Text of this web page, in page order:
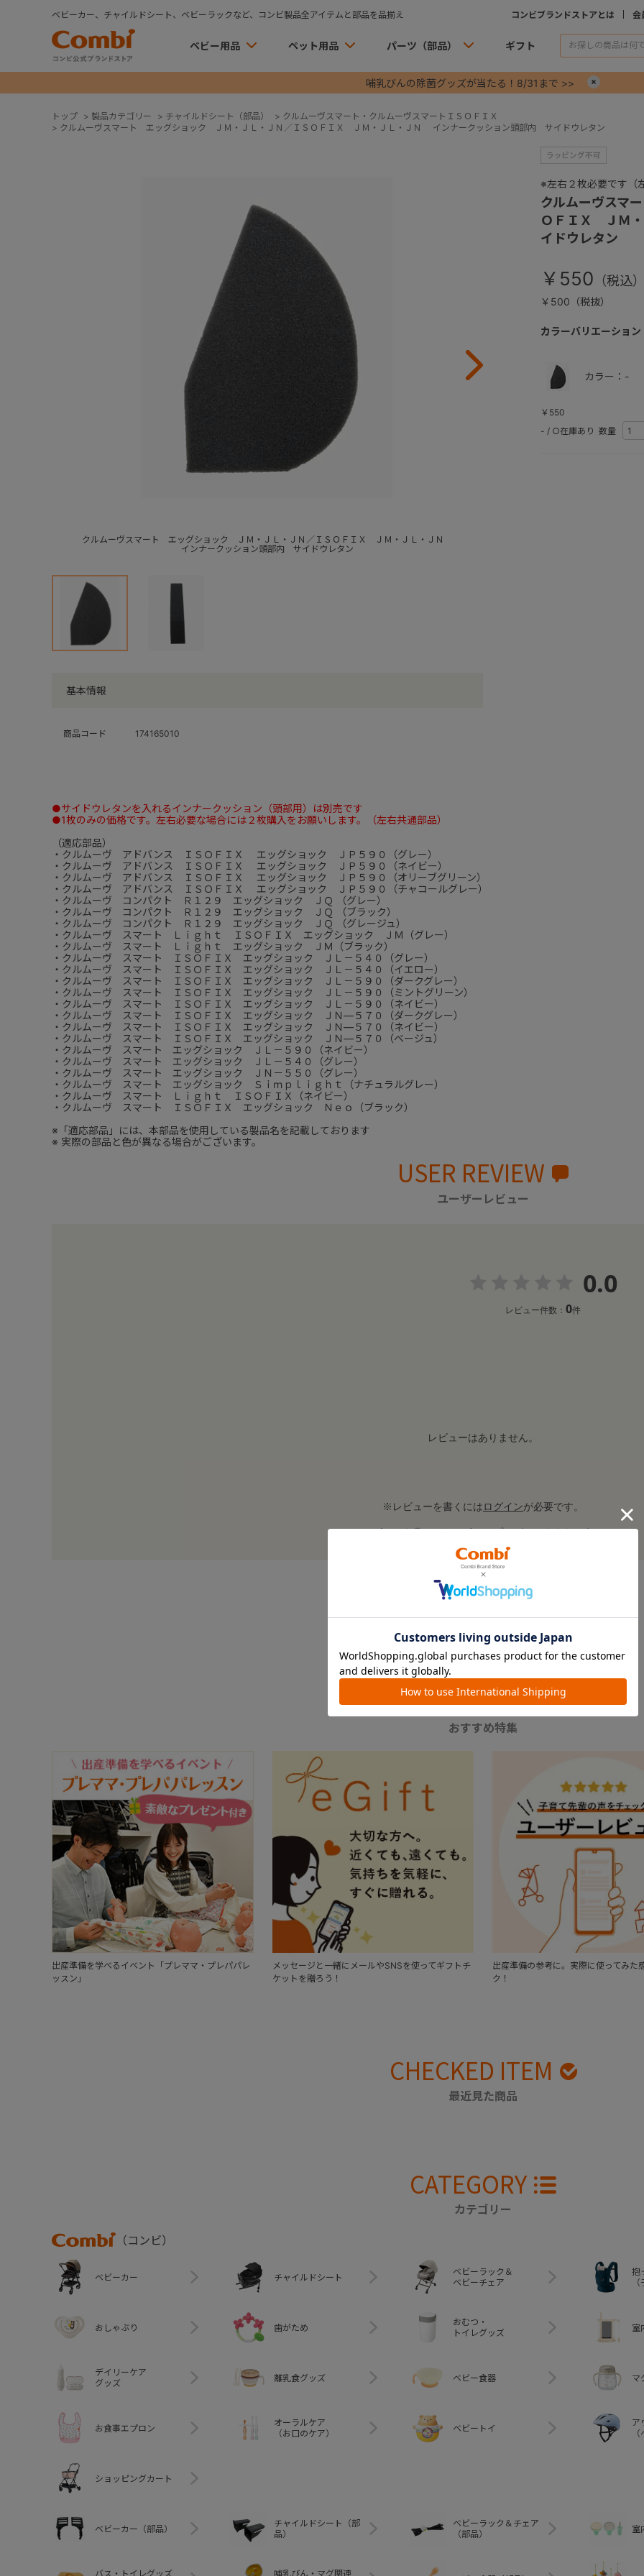
ベビーカー、チャイルドシート、ベビーラックなど、コンビ製品全アイテムと部品を品揃え コンビブランドストアとは 会
ベビー用品 ペット用品 パーツ（部品） ギフト
哺乳びんの除菌グッズが当たる！8/31まで >>
トップ > 製品カテゴリー > チャイルドシート（部品） > クルムーヴスマート・クルムーヴスマートＩＳＯＦＩＸ
> クルムーヴスマート エッグショック ＪＭ・ＪＬ・ＪＮ／ＩＳＯＦＩＸ ＪＭ・ＪＬ・ＪＮ インナークッション頭部内 サイドウレタン
クルムーヴスマート エッグショック ＪＭ・ＪＬ・ＪＮ／ＩＳＯＦＩＸ ＪＭ・ＪＬ・ＪＮ
インナークッション頭部内 サイドウレタン
基本情報
商品コード 174165010
※左右２枚必要です（
クルムーヴスマ
ＯＦＩＸ ＪＭ
イドウレタン
￥550
￥500（税抜）
カラーバリエーション
カラー：-
￥550
- / ○在庫あり 数量
●サイドウレタンを入れるインナークッション（頭部用）は別売です
●1枚のみの価格です。左右必要な場合には２枚購入をお願いします。（左右共通部品）
（適応部品）
・クルムーヴ アドバンス ＩＳＯＦＩＸ エッグショック ＪＰ５９０（グレー）
・クルムーヴ アドバンス ＩＳＯＦＩＸ エッグショック ＪＰ５９０（ネイビー）
・クルムーヴ アドバンス ＩＳＯＦＩＸ エッグショック ＪＰ５９０（オリーブグリーン）
・クルムーヴ アドバンス ＩＳＯＦＩＸ エッグショック ＪＰ５９０（チャコールグレー）
・クルムーヴ コンパクト Ｒ１２９ エッグショック ＪＱ （グレー）
・クルムーヴ コンパクト Ｒ１２９ エッグショック ＪＱ （ブラック）
・クルムーヴ コンパクト Ｒ１２９ エッグショック ＪＱ （グレージュ）
・クルムーヴ スマート Ｌｉｇｈｔ ＩＳＯＦＩＸ エッグショック ＪＭ（グレー）
・クルムーヴ スマート Ｌｉｇｈｔ エッグショック ＪＭ（ブラック）
・クルムーヴ スマート ＩＳＯＦＩＸ エッグショック ＪＬ－５４０（グレー）
・クルムーヴ スマート ＩＳＯＦＩＸ エッグショック ＪＬ－５４０（イエロー）
・クルムーヴ スマート ＩＳＯＦＩＸ エッグショック ＪＬ－５９０（ダークグレー）
・クルムーヴ スマート ＩＳＯＦＩＸ エッグショック ＪＬ－５９０（ミントグリーン）
・クルムーヴ スマート ＩＳＯＦＩＸ エッグショック ＪＬ－５９０（ネイビー）
・クルムーヴ スマート ＩＳＯＦＩＸ エッグショック ＪＮ―５７０（ダークグレー）
・クルムーヴ スマート ＩＳＯＦＩＸ エッグショック ＪＮ―５７０（ネイビー）
・クルムーヴ スマート ＩＳＯＦＩＸ エッグショック ＪＮ―５７０（ベージュ）
・クルムーヴ スマート エッグショック ＪＬ－５９０（ネイビー）
・クルムーヴ スマート エッグショック ＪＬ－５４０（グレー）
・クルムーヴ スマート エッグショック ＪＮ－５５０（グレー）
・クルムーヴ スマート エッグショック Ｓｉｍｐｌｉｇｈｔ（ナチュラルグレー）
・クルムーヴ スマート Ｌｉｇｈｔ ＩＳＯＦＩＸ（ネイビー）
・クルムーヴ スマート ＩＳＯＦＩＸ エッグショック Ｎｅｏ（ブラック）
※「適応部品」には、本部品を使用している製品名を記載しております
※ 実際の部品と色が異なる場合がございます。
USER REVIEW
ユーザーレビュー
0.0
レビュー件数： 0件
レビューはありません。
※レビューを書くにはログインが必要です。
レビューを書いてクーポン＆プレゼントをもらおう！
FEATURE
おすすめ特集
出産準備を学べるイベント「プレママ・プレパパレ
ッスン」
メッセージと一緒にメールやSNSを使ってギフトチ
ケットを贈ろう！
出産準備の参考に。実際に使ってみた
ク！
CHECKED ITEM
最近見た商品
CATEGORY
カテゴリー
Combi
（コンビ）
ベビーカー チャイルドシート
ベビーラック＆
ベビーチェア
抱
おしゃぶり 歯がため
おむつ・
トイレグッズ
室
デイリーケア
グッズ
離乳食グッズ ベビー食器 マ
お食事エプロン
オーラルケア
（お口のケア）
ベビートイ
ア
ショッピングカート
ベビーカー（部品）
チャイルドシート（部
品）
ベビーラック＆チェア
（部品）
室
バス・トイレグッズ 哺乳びん・マグ関連